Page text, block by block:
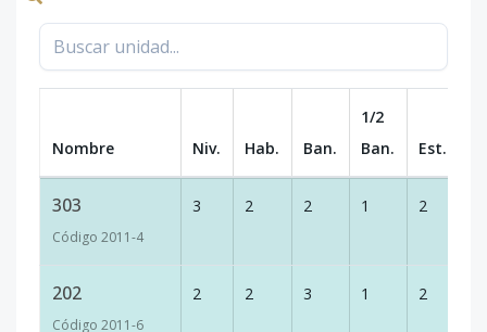
Nombre Niv. Hab. Ban.
1/2
Ban.
Est.
303
Código 2011-4
3 2 2 1 2
202
Código 2011-6
2 2 3 1 2